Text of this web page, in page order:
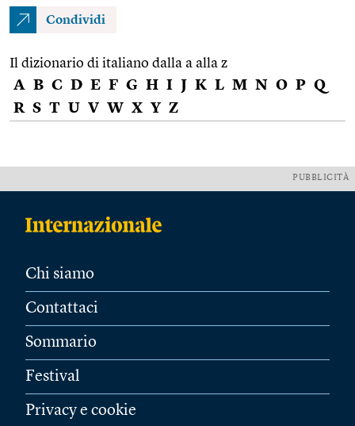
Condividi
Il dizionario di italiano dalla a alla z
A B C D E F G H I J K L M N O P Q
R S T U V W X Y Z
PUBBLICITÀ
Chi siamo
Contattaci
Sommario
Festival
Privacy e cookie